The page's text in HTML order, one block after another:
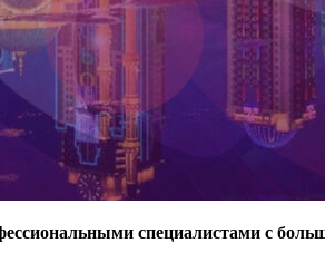
специалистами с